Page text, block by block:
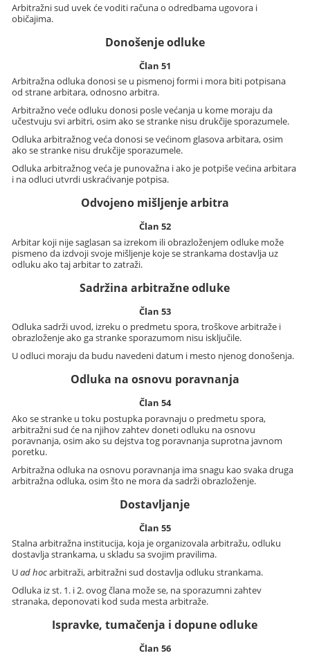
Arbitražni sud uvek će voditi računa o odredbama ugovora i
običajima.
Donošenje odluke
Član 51
Arbitražna odluka donosi se u pismenoj formi i mora biti potpisana
od strane arbitara, odnosno arbitra.
Arbitražno veće odluku donosi posle većanja u kome moraju da
učestvuju svi arbitri, osim ako se stranke nisu drukčije sporazumele.
Odluka arbitražnog veća donosi se većinom glasova arbitara, osim
ako se stranke nisu drukčije sporazumele.
Odluka arbitražnog veća je punovažna i ako je potpiše većina arbitara
i na odluci utvrdi uskraćivanje potpisa.
Odvojeno mišljenje arbitra
Član 52
Arbitar koji nije saglasan sa izrekom ili obrazloženjem odluke može
pismeno da izdvoji svoje mišljenje koje se strankama dostavlja uz
odluku ako taj arbitar to zatraži.
Sadržina arbitražne odluke
Član 53
Odluka sadrži uvod, izreku o predmetu spora, troškove arbitraže i
obrazloženje ako ga stranke sporazumom nisu isključile.
U odluci moraju da budu navedeni datum i mesto njenog donošenja.
Odluka na osnovu poravnanja
Član 54
Ako se stranke u toku postupka poravnaju o predmetu spora,
arbitražni sud će na njihov zahtev doneti odluku na osnovu
poravnanja, osim ako su dejstva tog poravnanja suprotna javnom
poretku.
Arbitražna odluka na osnovu poravnanja ima snagu kao svaka druga
arbitražna odluka, osim što ne mora da sadrži obrazloženje.
Dostavljanje
Član 55
Stalna arbitražna institucija, koja je organizovala arbitražu, odluku
dostavlja strankama, u skladu sa svojim pravilima.
Uad hocarbitraži, arbitražni sud dostavlja odluku strankama.
Odluka iz st. 1. i 2. ovog člana može se, na sporazumni zahtev
stranaka, deponovati kod suda mesta arbitraže.
Ispravke, tumačenja i dopune odluke
Član 56